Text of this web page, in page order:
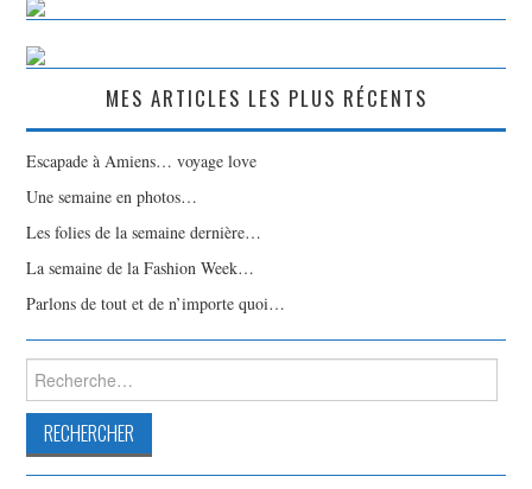
MES ARTICLES LES PLUS RÉCENTS
Escapade à Amiens… voyage love
Une semaine en photos…
Les folies de la semaine dernière…
La semaine de la Fashion Week…
Parlons de tout et de n’importe quoi…
Rechercher :